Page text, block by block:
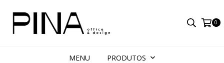
0
MENU PRODUTOS